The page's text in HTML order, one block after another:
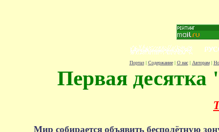
Портал| Содержание| О нас| Авторам|
Первая десятка
Мир собирается объявить бесполётную